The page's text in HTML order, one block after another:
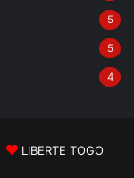
5
5
4
LIBERTE TOGO